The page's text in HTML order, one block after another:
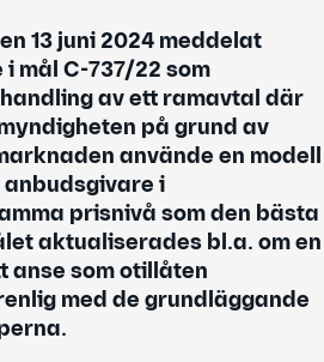
13 juni 2024 meddelat
mål C-737/22 som
av ett ramavtal där
på grund av
använde en modell
i
prisnivå som den bästa
aktualiserades bl.a. om en
anse som otillåten
med de grundläggande